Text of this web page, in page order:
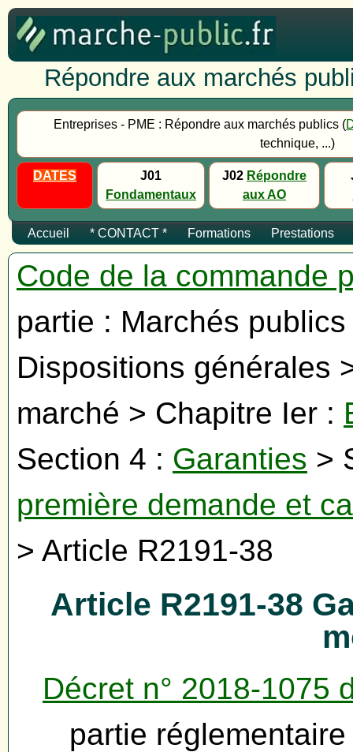
Répondre aux marchés
Entreprises - PME : Répondre aux marchés publics (
technique, ...)
DATES
J01
Fondamentaux
J02 Répondre
aux AO
Accueil * CONTACT * Formations Prestations
Code de la commande
partie : Marchés
Dispositions générales
marché > Chapitre Ier :
Section 4 : Garanties >
première demande et
> Article R2191-38
Article R2191-38
Décret n° 2018-1075
partie